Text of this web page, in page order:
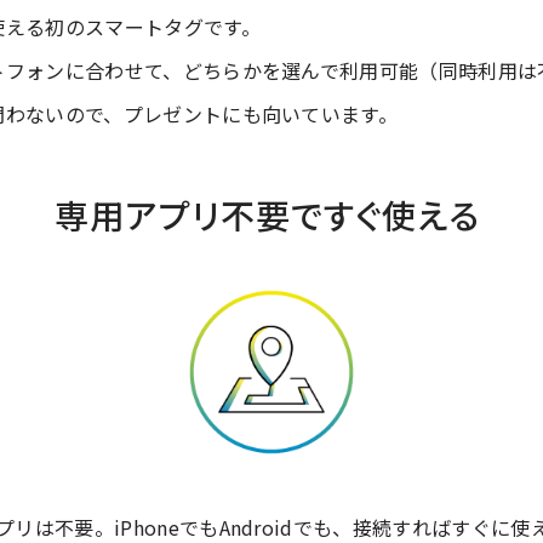
る初のスマートタグです。
ォンに合わせて、どちらかを選んで利用可能（同時利用は
ないので、プレゼントにも向いています。
専用アプリ不要ですぐ使える
リは不要。iPhoneでもAndroidでも、接続すればすぐに使え